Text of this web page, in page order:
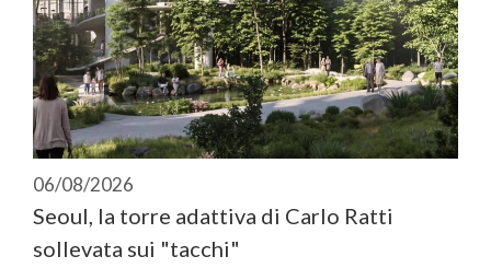
06/08/2026
Seoul, la torre adattiva di Carlo Ratti
sollevata sui "tacchi"